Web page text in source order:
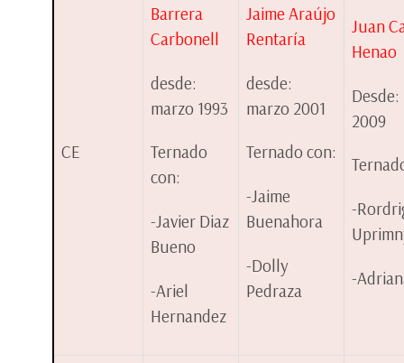
CE
Barrera
Carbonell
desde:
marzo 1993
Ternado
con:
-Javier Diaz
Bueno
-Ariel
Hernandez
Jaime Araújo
Rentaría
desde:
marzo 2001
Ternado con:
-Jaime
Buenahora
-Dolly
Pedraza
Juan
Henao
2009
-
-